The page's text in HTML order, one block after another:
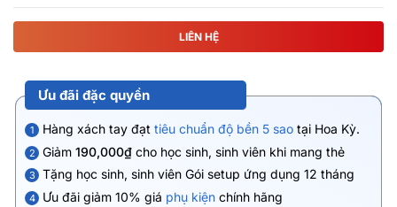
LIÊN HỆ
Ưu đãi đặc quyền
1 Hàng xách tay đạt tiêu chuẩn độ bền 5 sao tại Hoa Kỳ.
2 Giảm 190,000₫ cho học sinh, sinh viên khi mang thẻ
3 Tặng học sinh, sinh viên Gói setup ứng dụng 12 tháng
4 Ưu đãi giảm 10% giá phụ kiện chính hãng